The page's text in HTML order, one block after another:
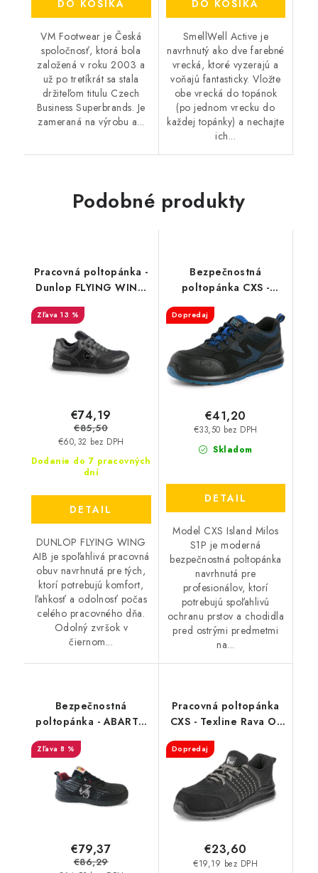
DO KOŠÍKA
VM Footwear je Česká
spoločnosť, ktorá bola
založená v roku 2003 a
už po tretíkrát sa stala
držiteľom titulu Czech
Business Superbrands. Je
zameraná na výrobu a...
DO KOŠÍKA
SmellWell Active je
navrhnutý ako dve farebné
vrecká, ktoré vyzerajú a
voňajú fantasticky. Vložte
obe vrecká do topánok
(po jednom vrecku do
každej topánky) a nechajte
ich...
Podobné produkty
Pracovná poltopánka -
Dunlop FLYING WING
AIB O3 - čierna
DL0203009
13 %
Dodanie do 7 pracovných
dní
€60,32 bez DPH
€74,19
€85,50
DETAIL
DUNLOP FLYING WING
AIB je spoľahlivá pracovná
obuv navrhnutá pre tých,
ktorí potrebujú komfort,
ľahkosť a odolnosť počas
celého pracovného dňa.
Odolný zvršok v
čiernom...
Bezpečnostná
poltopánka CXS -
Island Milos S1P
Dopredaj
Skladom
€33,50 bez DPH
€41,20
DETAIL
Model CXS Island Milos
S1P je moderná
bezpečnostná poltopánka
navrhnutá pre
profesionálov, ktorí
potrebujú spoľahlivú
ochranu prstov a chodidla
pred ostrými predmetmi
na...
Bezpečnostná
poltopánka - ABARTH
ESSEESSE S3 - čierna
AB0004BK
8 %
€79,37
€86,29
Pracovná poltopánka
CXS - Texline Rava O1
Dopredaj
€19,19 bez DPH
€23,60